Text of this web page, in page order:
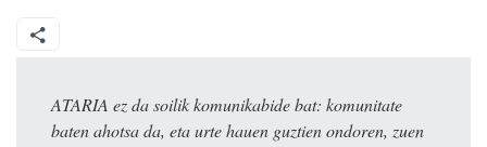
ATARIA ez da soilik komunikabide bat: komunitate
baten ahotsa da, eta urte hauen guztien ondoren, zuen